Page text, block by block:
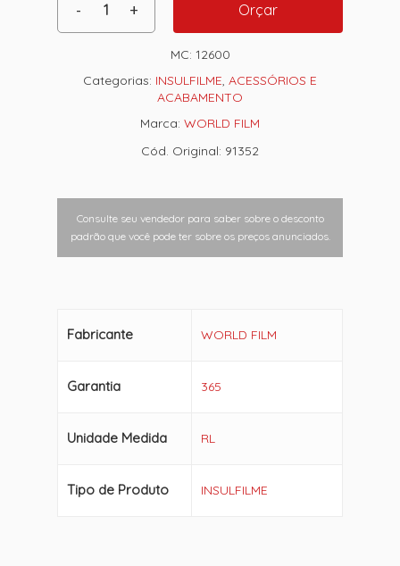
Orçar
MC: 12600
Categorias: INSULFILME, ACESSÓRIOS E
ACABAMENTO
Marca: WORLD FILM
Cód. Original: 91352
Consulte seu vendedor para saber sobre o desconto
padrão que você pode ter sobre os preços anunciados.
Fabricante WORLD FILM
Garantia 365
Unidade Medida RL
Tipo de Produto INSULFILME